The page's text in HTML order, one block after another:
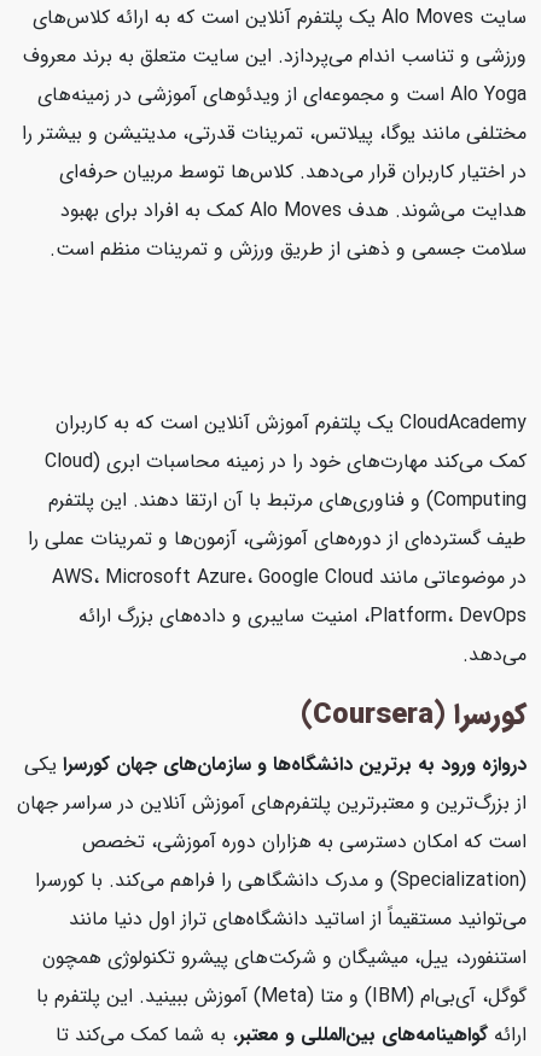
سایت Alo Moves یک پلتفرم آنلاین است که به ارائه کلاس‌های
ورزشی و تناسب اندام می‌پردازد. این سایت متعلق به برند معروف
Alo Yoga است و مجموعه‌ای از ویدئوهای آموزشی در زمینه‌های
مختلفی مانند یوگا، پیلاتس، تمرینات قدرتی، مدیتیشن و بیشتر را
در اختیار کاربران قرار می‌دهد. کلاس‌ها توسط مربیان حرفه‌ای
هدایت می‌شوند. هدف Alo Moves کمک به افراد برای بهبود
سلامت جسمی و ذهنی از طریق ورزش و تمرینات منظم است.
CloudAcademy یک پلتفرم آموزش آنلاین است که به کاربران
کمک می‌کند مهارت‌های خود را در زمینه محاسبات ابری (Cloud
Computing) و فناوری‌های مرتبط با آن ارتقا دهند. این پلتفرم
طیف گسترده‌ای از دوره‌های آموزشی، آزمون‌ها و تمرینات عملی را
در موضوعاتی مانند AWS، Microsoft Azure، Google Cloud
Platform، DevOps، امنیت سایبری و داده‌های بزرگ ارائه
می‌دهد.
کورسرا (Coursera)
دروازه ورود به برترین دانشگاه‌ها و سازمان‌های جهان کورسرایکی
از بزرگ‌ترین و معتبرترین پلتفرم‌های آموزش آنلاین در سراسر جهان
است که امکان دسترسی به هزاران دوره آموزشی، تخصص
(Specialization) و مدرک دانشگاهی را فراهم می‌کند. با کورسرا
می‌توانید مستقیماً از اساتید دانشگاه‌های تراز اول دنیا مانند
استنفورد، ییل، میشیگان و شرکت‌های پیشرو تکنولوژی همچون
گوگل، آی‌بی‌ام (IBM) و متا (Meta) آموزش ببینید. این پلتفرم با
ارائهگواهینامه‌های بین‌المللی و معتبر، به شما کمک می‌کند تا